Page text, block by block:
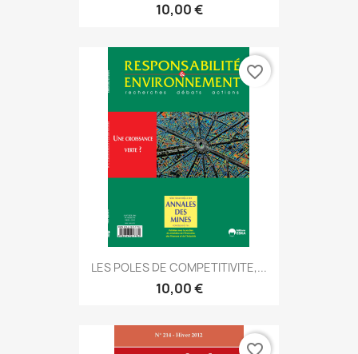
10,00 €
LES POLES DE COMPETITIVITE,...
10,00 €
favorite_border
favorite_border